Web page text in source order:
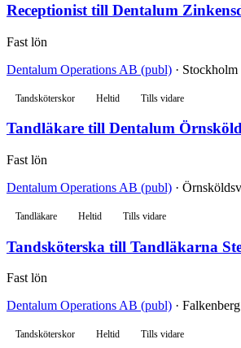
Receptionist till Dentalum
Fast lön
Dentalum Operations AB (publ) ·
Tandsköterskor Heltid Tills vidare
Tandläkare till Dentalum
Fast lön
Dentalum Operations AB (publ) ·
Tandläkare Heltid Tills vidare
Tandsköterska till Tandläkarna
Fast lön
Dentalum Operations AB (publ) ·
Tandsköterskor Heltid Tills vidare